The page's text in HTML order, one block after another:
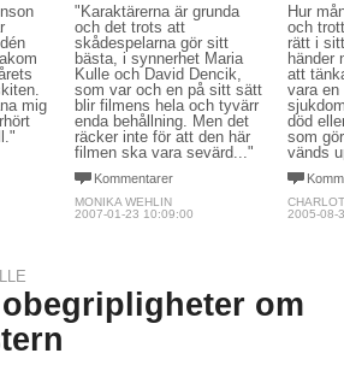
mig
"Karaktärerna är grunda
och det trots att
skådespelarna gör sitt
bästa, i synnerhet Maria
Kulle och David Dencik,
som var och en på sitt sätt
blir filmens hela och tyvärr
enda behållning. Men det
räcker inte för att den här
filmen ska vara sevärd..."
Kommentarer
MONIKA WEHLIN
2007-01-23 10:09:00
Hur
och
rätt i
händer
att
vara
död
som
vänds
2005-08-
om